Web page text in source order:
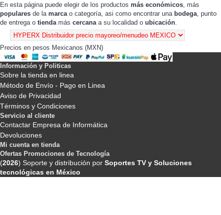
En esta página puede elegir de los productos más económicos, más
populares de la marcao categoría, asi como encontrar una bodega, punto
de entrega o tiendamás cercanaa su localidad o ubicación.
Precios en pesos Mexicanos (MXN)
Información y Politicas
Sobre la tienda en linea
Método de Envío - Pago en Linea
Aviso de Privacidad
Términos y Condiciones
Servicio al cliente
Contactar Empresa de Informática
Devoluciones
Mi cuenta en tienda
Ofertas Promociones de Tecnología
(2026) Soporte y distribución por Soportes TV y Soluciones
tecnológicas en México